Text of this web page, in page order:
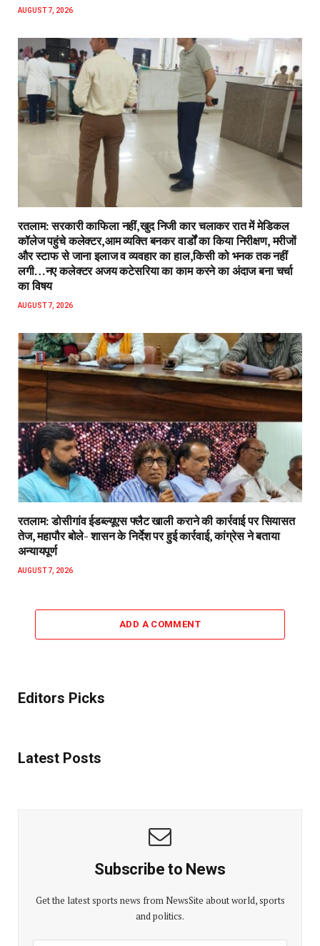
AUGUST 7, 2026
रतलाम: सरकारी काफिला नहीं,खुद निजी कार चलाकर रात में मेडिकल
कॉलेज पहुंचे कलेक्टर,आम व्यक्ति बनकर वार्डों का किया निरीक्षण, मरीजों
और स्टाफ से जाना इलाज व व्यवहार का हाल,किसी को भनक तक नहीं
लगी…नए कलेक्टर अजय कटेसरिया का काम करने का अंदाज बना चर्चा
का विषय
AUGUST 7, 2026
रतलाम: डोसीगांव ईडब्ल्यूएस फ्लैट खाली कराने की कार्रवाई पर सियासत
तेज, महापौर बोले- शासन के निर्देश पर हुई कार्रवाई, कांग्रेस ने बताया
अन्यायपूर्ण
AUGUST 7, 2026
ADD A COMMENT
Editors Picks
Latest Posts
Subscribe to News
Get the latest sports news from NewsSite about world, sports
and politics.